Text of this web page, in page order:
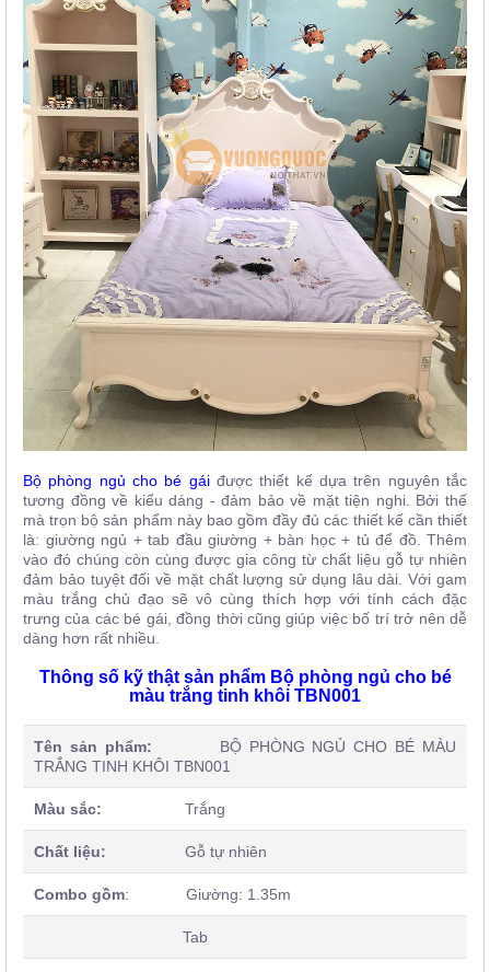
Bộ phòng ngủ cho bé gáiđược thiết kế dựa trên nguyên tắc
tương đồng về kiểu dáng - đảm bảo về mặt tiện nghi. Bởi thế
mà trọn bộ sản phẩm này bao gồm đầy đủ các thiết kế cần thiết
là: giường ngủ + tab đầu giường + bàn học + tủ để đồ. Thêm
vào đó chúng còn cùng được gia công từ chất liệu gỗ tự nhiên
đảm bảo tuyệt đối về mặt chất lượng sử dụng lâu dài. Với gam
màu trắng chủ đạo sẽ vô cùng thích hợp với tính cách đặc
trưng của các bé gái, đồng thời cũng giúp việc bố trí trở nên dễ
dàng hơn rất nhiều.
Thông số kỹ thật sản phẩm Bộ phòng ngủ cho bé
màu trắng tinh khôi TBN001
Tên sản phẩm: BỘ PHÒNG NGỦ CHO BÉ MÀU
TRẮNG TINH KHÔI TBN001
Màu sắc: Trắng
Chất liệu: Gỗ tự nhiên
Combo gồm: Giường: 1.35m
Tab